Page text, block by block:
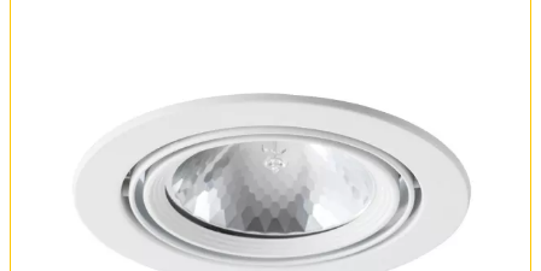
Оплата и доставка
Обмен и возврат
Установка